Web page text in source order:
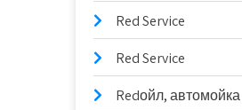
Red Service
Red Service
Redойл, автомойка